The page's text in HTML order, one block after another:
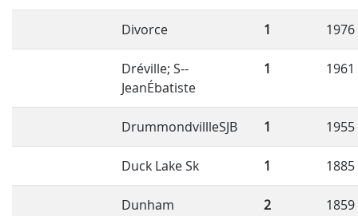
Divorce 1 1976
Dréville; S--
JeanÉbatiste
1 1961
DrummondvillleSJB 1 1955
Duck Lake Sk 1 1885
Dunham 2 1859